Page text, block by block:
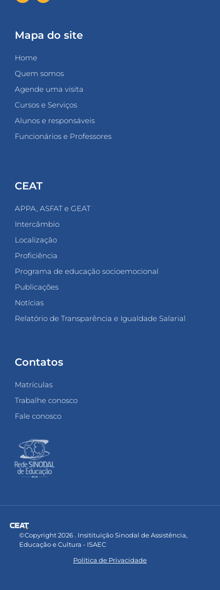
Mapa do site
Home
Quem somos
Agende uma visita
Cursos e Serviços
Alunos e responsáveis
Funcionários e Professores
CEAT
APPA, ASFAT e GEAT
Intercâmbio
Localização
Proficiência
Programa de educação socioemocional
Publicações
Notícias
Relatório de Transparência e Igualdade Salarial
Contatos
Matrículas
Trabalhe conosco
Fale conosco
©Copyright 2026 . Insitituição Sinodal de Assistência,
Educação e Cultura - ISAEC
Política de Privacidade